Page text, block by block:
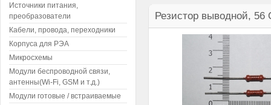
Резистор выводной,
Источники питания,
преобразователи
Кабели, провода, переходники
Корпуса для РЭА
Микросхемы
Модули беспроводной связи,
антенны(Wi-Fi, GSM и т.д.)
Модули готовые / встраиваемые